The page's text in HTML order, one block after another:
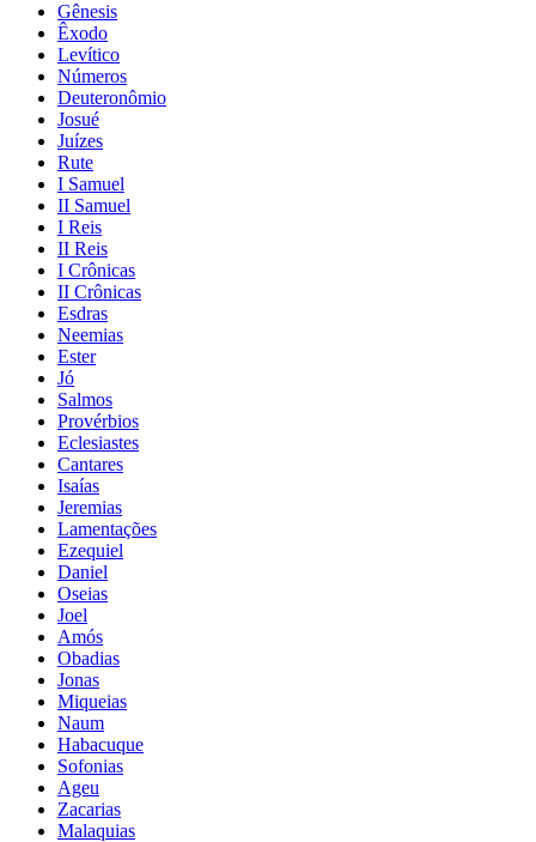
Gênesis
Êxodo
Levítico
Números
Deuteronômio
Josué
Juízes
Rute
I Samuel
II Samuel
I Reis
II Reis
I Crônicas
II Crônicas
Esdras
Neemias
Ester
Jó
Salmos
Provérbios
Eclesiastes
Cantares
Isaías
Jeremias
Lamentações
Ezequiel
Daniel
Oseias
Joel
Amós
Obadias
Jonas
Miqueias
Naum
Habacuque
Sofonias
Ageu
Zacarias
Malaquias